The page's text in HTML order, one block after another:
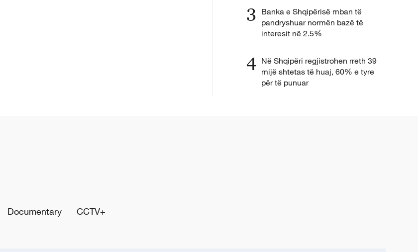
3 Banka e Shqipërisë mban të
pandryshuar normën bazë të
interesit në 2.5%
4 Në Shqipëri regjistrohen rreth 39
mijë shtetas të huaj, 60% e tyre
për të punuar
Documentary CCTV+